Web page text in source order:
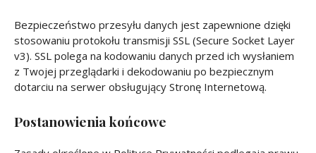
Bezpieczeństwo przesyłu danych jest zapewnione dzięki
stosowaniu protokołu transmisji SSL (Secure Socket Layer
v3). SSL polega na kodowaniu danych przed ich wysłaniem
z Twojej przeglądarki i dekodowaniu po bezpiecznym
dotarciu na serwer obsługujący Stronę Internetową.
Postanowienia końcowe